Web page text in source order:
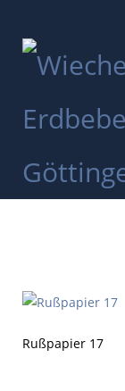
Rußpapier 17